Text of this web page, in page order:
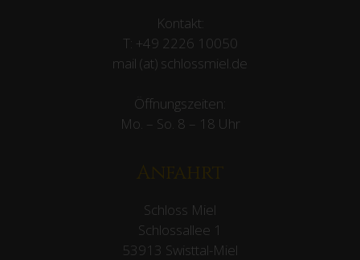
Kontakt:
T: +49 2226 10050
mail (at) schlossmiel.de
Öffnungszeiten:
Mo. – So. 8 – 18 Uhr
Anfahrt
Schloss Miel
Schlossallee 1
53913 Swisttal-Miel